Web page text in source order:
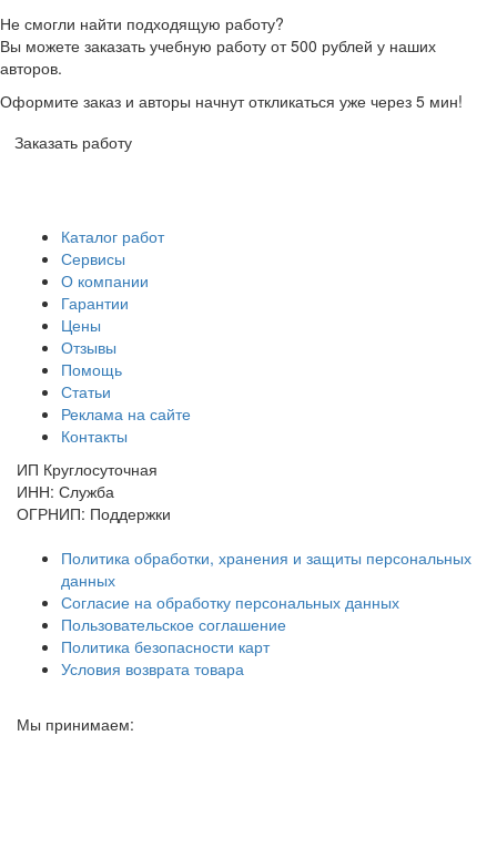
Не смогли найти подходящую работу?
Вы можете заказать учебную работу от 500 рублей у наших
авторов.
Оформите заказ и авторы начнут откликаться уже через 5 мин!
Заказать работу
Каталог работ
Сервисы
О компании
Гарантии
Цены
Отзывы
Помощь
Статьи
Реклама на сайте
Контакты
ИП Круглосуточная
ИНН: Служба
ОГРНИП: Поддержки
Политика обработки, хранения и защиты персональных
данных
Согласие на обработку персональных данных
Пользовательское соглашение
Политика безопасности карт
Условия возврата товара
Мы принимаем: